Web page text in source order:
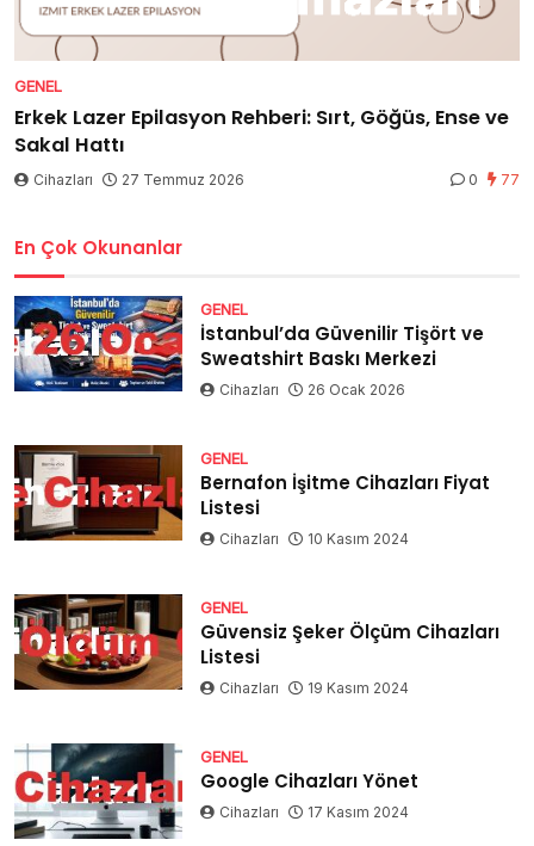
GENEL
Erkek Lazer Epilasyon Rehberi: Sırt, Göğüs, Ense ve
Sakal Hattı
Cihazları 27 Temmuz 2026 0 77
En Çok Okunanlar
GENEL
İstanbul’da Güvenilir Tişört ve
Sweatshirt Baskı Merkezi
Cihazları 26 Ocak 2026
GENEL
Bernafon İşitme Cihazları Fiyat
Listesi
Cihazları 10 Kasım 2024
GENEL
Güvensiz Şeker Ölçüm Cihazları
Listesi
Cihazları 19 Kasım 2024
GENEL
Google Cihazları Yönet
Cihazları 17 Kasım 2024